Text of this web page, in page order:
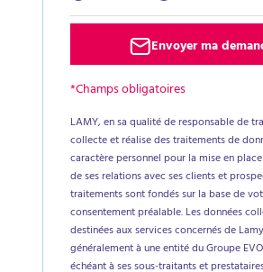
Envoyer ma
*Champs obligatoires
LAMY, en sa qualité de responsable de
collecte et réalise des traitements de
caractère personnel pour la mise en
de ses relations avec ses clients et
traitements sont fondés sur la base de
consentement préalable. Les données
destinées aux services concernés de
généralement à une entité du Groupe
échéant à ses sous-traitants et